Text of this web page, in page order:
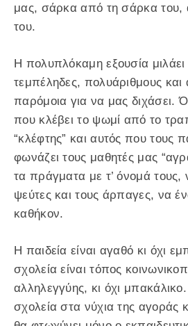
μας, σάρκα από τη σάρκα του,
του.
Η πολυπλόκαμη εξουσία μιλάει
τεμπέληδες, πολυάριθμους και
παρόμοια για να μας διχάσει.
που κλέβει το ψωμί από το
“κλέφτης” και αυτός που τους
φωνάζει τους μαθητές μας
τα πράγματα με τ’ όνομά τους,
ψεύτες και τους άρπαγες, να
καθήκον.
Η παιδεία είναι αγαθό κι όχι
σχολεία είναι τόπος
αλληλεγγύης, κι όχι
σχολεία στα νύχια της αγοράς